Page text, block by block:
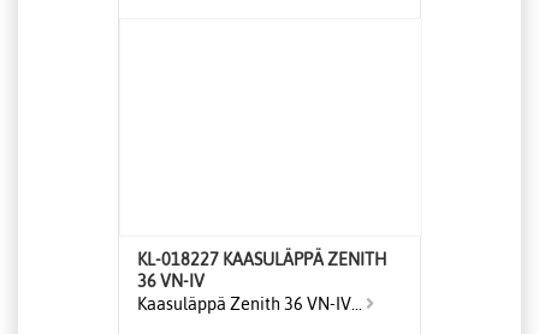
KL-018227 KAASULÄPPÄ ZENITH
36 VN-IV
Kaasuläppä Zenith 36 VN-IV...